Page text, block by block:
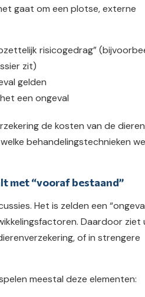
gaat om een plotse, externe
risicogedrag”
zit)
gelden
een ongeval
de kosten van de
behandelingstechnieken
met “vooraf bestaand”
Het is zelden een
Daardoor ziet
of in strengere
meestal deze elementen: